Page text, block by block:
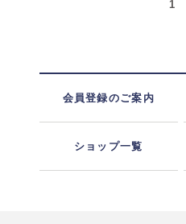
1
会員登録のご案内
ショップ一覧